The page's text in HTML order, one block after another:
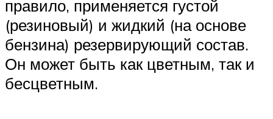
правило, применяется густой
(резиновый) и жидкий (на основе
бензина) резервирующий состав.
Он может быть как цветным, так и
бесцветным.